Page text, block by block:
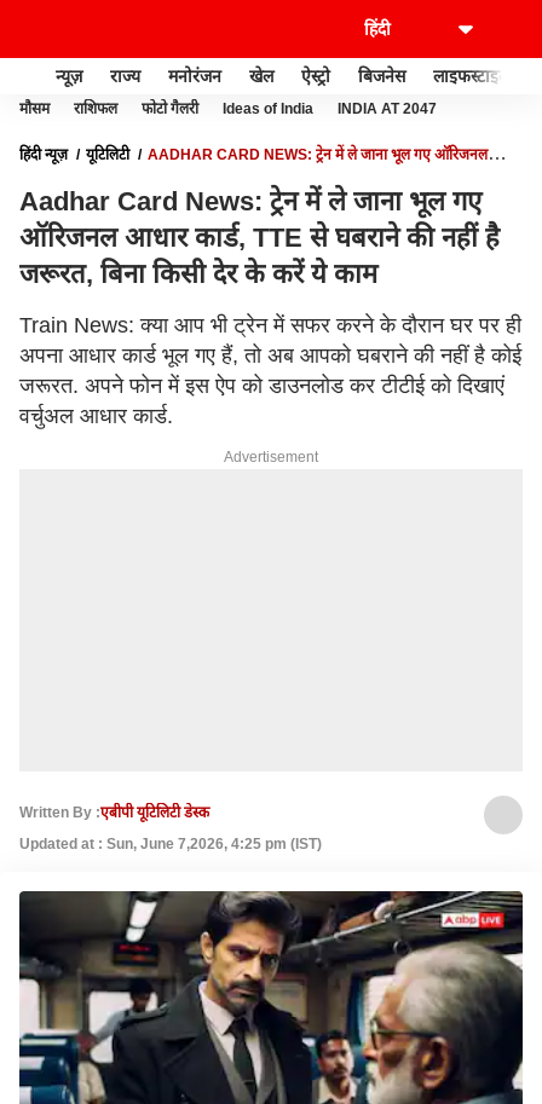
न्यूज़ राज्य मनोरंजन खेल ऐस्ट्रो बिजनेस लाइफस्टाइल
मौसम राशिफल फोटो गैलरी Ideas of India INDIA AT 2047
हिंदी न्यूज़ यूटिलिटी
AADHAR CARD NEWS: ट्रेन में ले जाना भूल गए ऑरिजनल
Aadhar Card News: ट्रेन में ले जाना भूल गए
ऑरिजनल आधार कार्ड, TTE से घबराने की नहीं है
जरूरत, बिना किसी देर के करें ये काम
Train News: क्या आप भी ट्रेन में सफर करने के दौरान घर पर ही
अपना आधार कार्ड भूल गए हैं, तो अब आपको घबराने की नहीं है कोई
जरूरत. अपने फोन में इस ऐप को डाउनलोड कर टीटीई को दिखाएं
वर्चुअल आधार कार्ड.
Advertisement
Written By :एबीपी यूटिलिटी डेस्क
Updated at : Sun, June 7,2026, 4:25 pm (IST)